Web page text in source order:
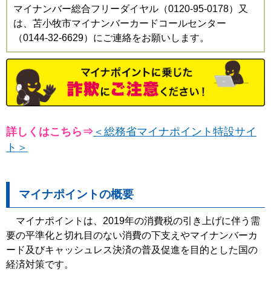
マイナンバー総合フリーダイヤル（0120-95-0178）又
は、苫小牧市マイナンバーカードコールセンター
（0144-32-6629）にご連絡をお願いします。
詳しくはこちら⇒ ＜総務省マイナポイント特設サイ
ト＞
マイナポイントの概要
マイナポイントは、2019年の消費税の引き上げに伴う需
要の平準化と切れ目のない消費の下支えやマイナンバーカ
ード及びキャッシュレス決済の普及促進を目的とした国の
経済対策です。